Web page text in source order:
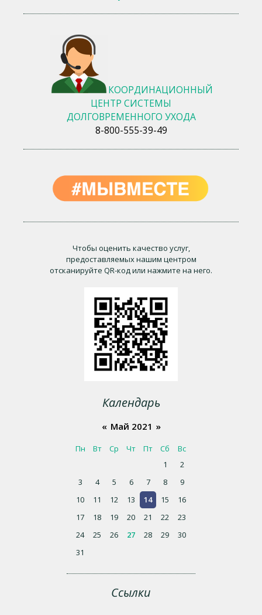
КООРДИНАЦИОННЫЙ
ЦЕНТР СИСТЕМЫ
ДОЛГОВРЕМЕННОГО УХОДА
8-800-555-39-49
Чтобы оценить качество услуг,
предоставляемых нашим центром
отсканируйте QR-код или нажмите на него.
Календарь
« Май 2021 »
Пн Вт Ср Чт Пт Сб
Вс
1
2
3
4 5 6 7 8
9
10
11 12 13 14 15
16
17
18 19 20 21 22
23
24
25 26 27 28 29
30
31
Ссылки